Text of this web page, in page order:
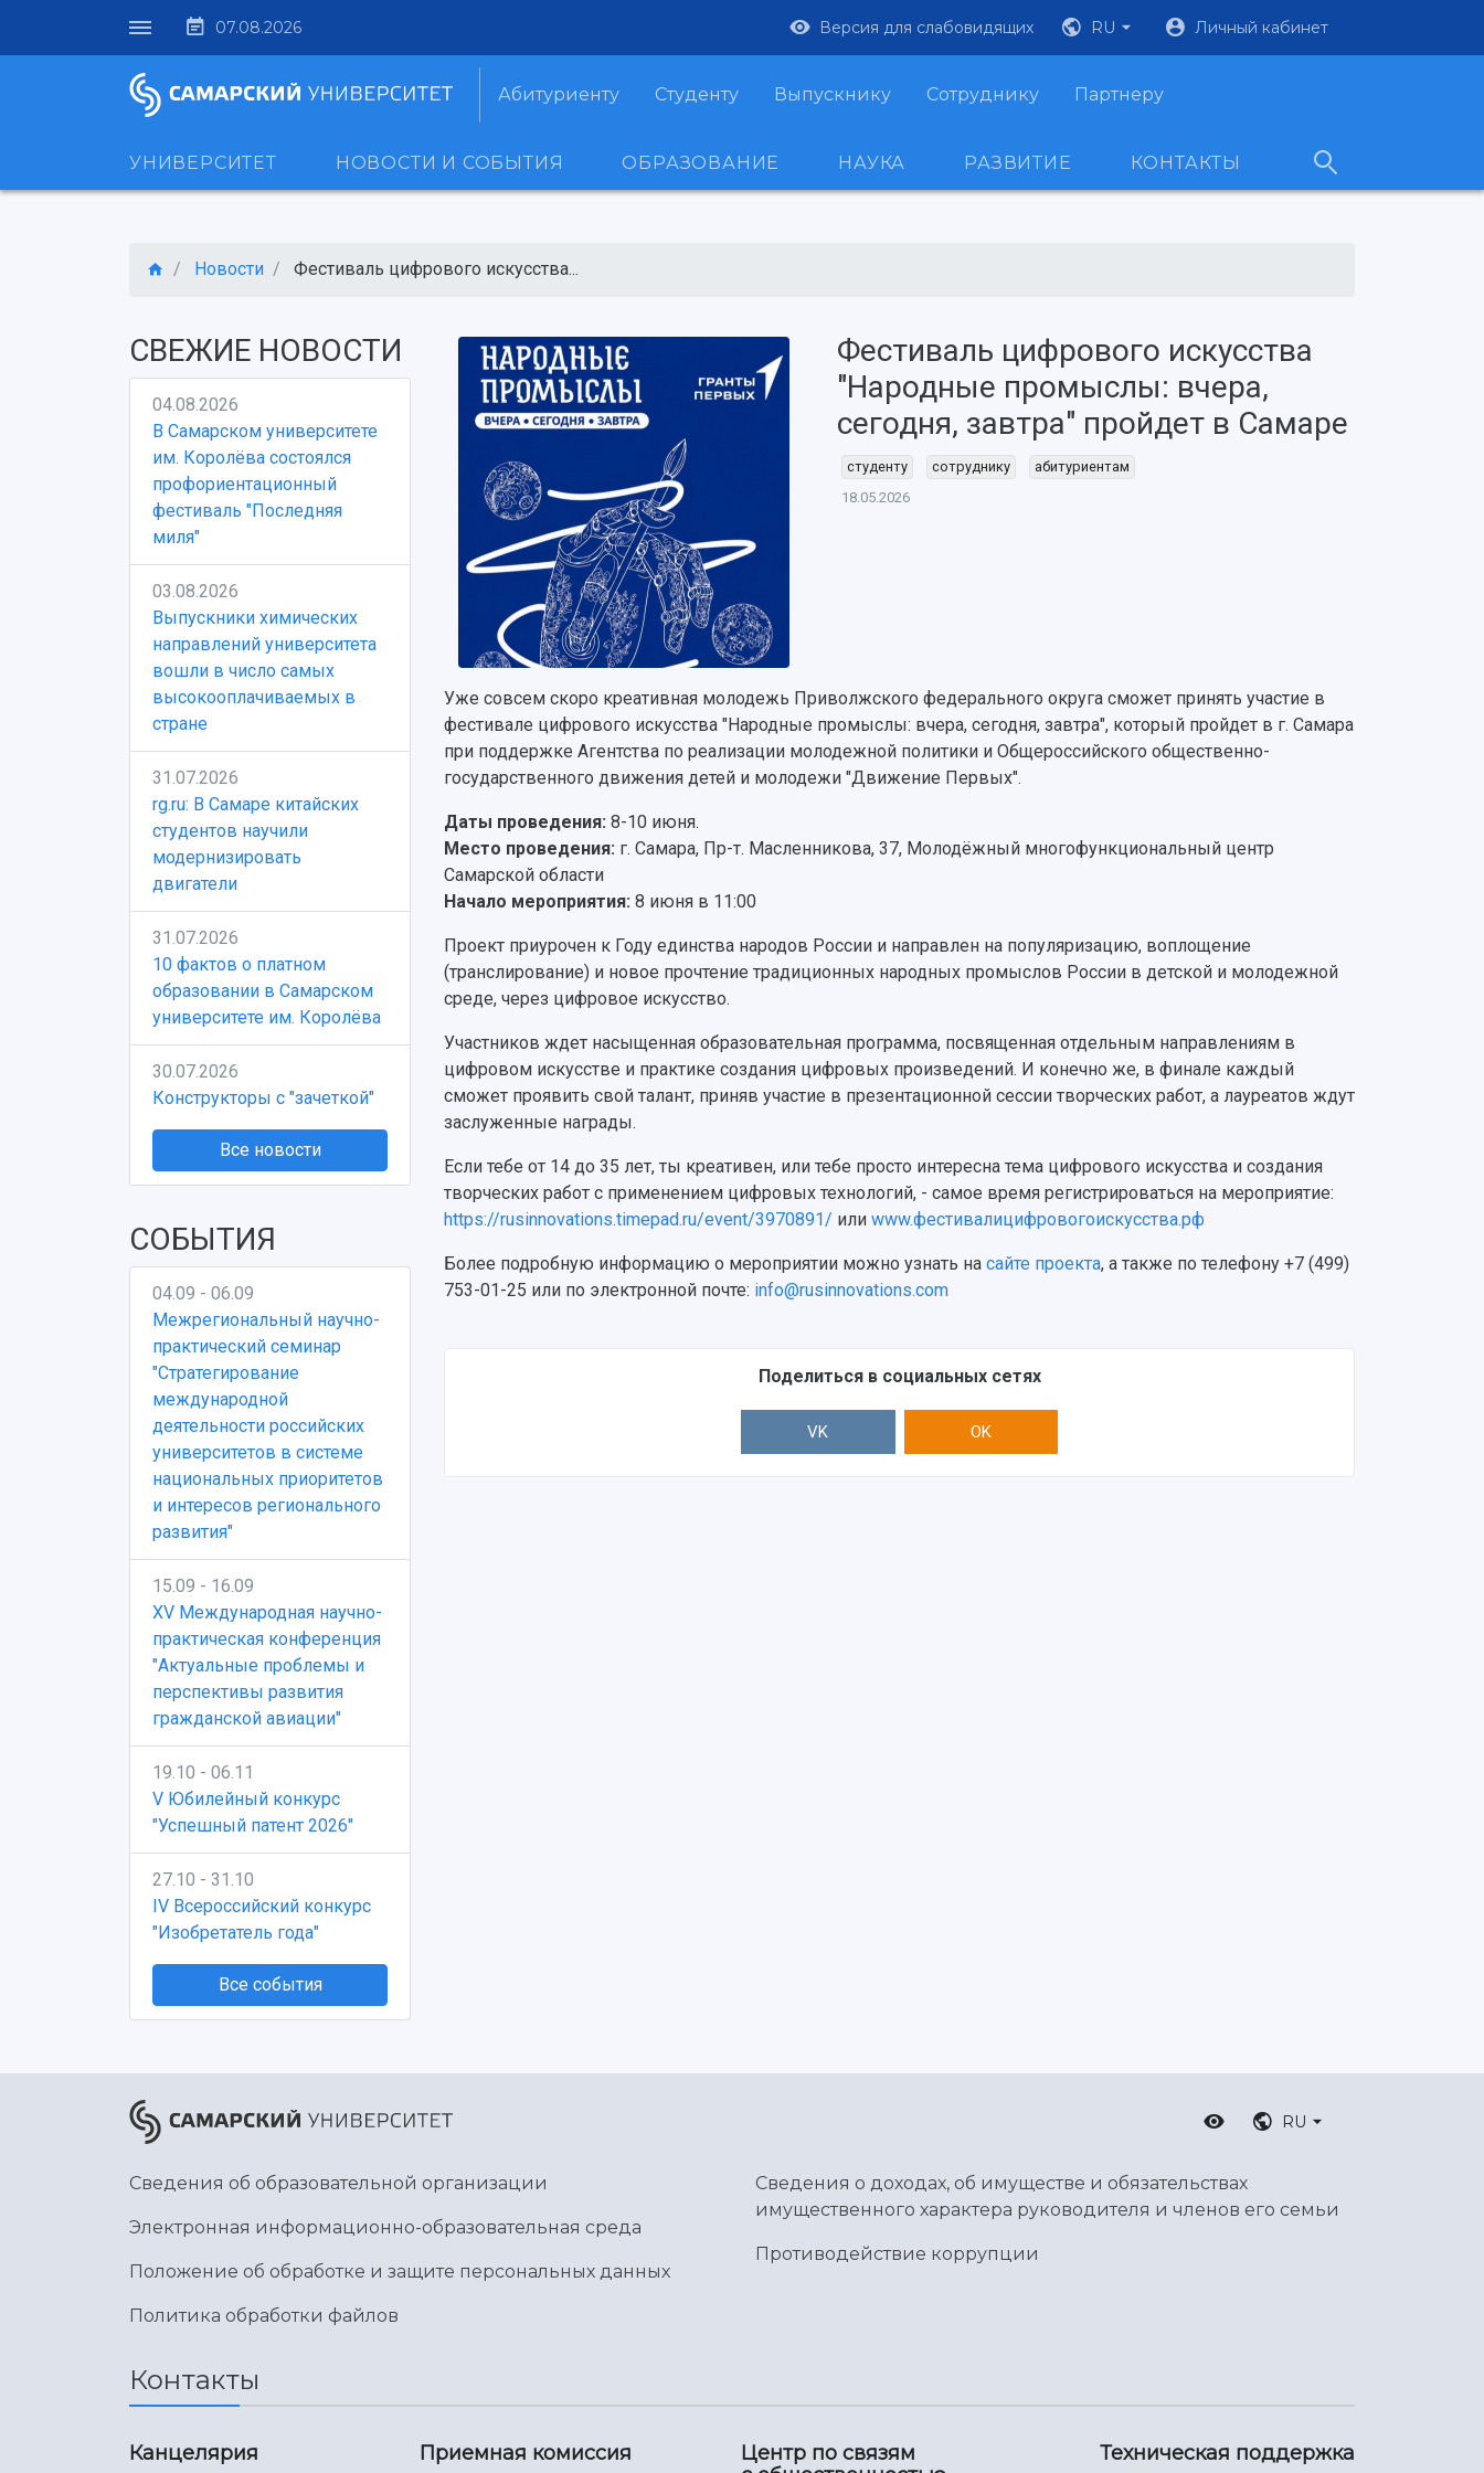
07.08.2026 Версия для слабовидящих RU Личный кабинет
Абитуриенту Студенту Выпускнику Сотруднику Партнеру
УНИВЕРСИТЕТ НОВОСТИ И СОБЫТИЯ ОБРАЗОВАНИЕ НАУКА РАЗВИТИЕ КОНТАКТЫ
Новости Фестиваль цифрового искусства...
СВЕЖИЕ НОВОСТИ
04.08.2026
В Самарском университете
им. Королёва состоялся
профориентационный
фестиваль "Последняя
миля"
03.08.2026
Выпускники химических
направлений университета
вошли в число самых
высокооплачиваемых в
стране
31.07.2026
rg.ru: В Самаре китайских
студентов научили
модернизировать
двигатели
31.07.2026
10 фактов о платном
образовании в Самарском
университете им. Королёва
30.07.2026
Конструкторы с "зачеткой"
Все новости
СОБЫТИЯ
04.09 - 06.09
Межрегиональный научно-
практический семинар
"Стратегирование
международной
деятельности российских
университетов в системе
национальных приоритетов
и интересов регионального
развития"
15.09 - 16.09
XV Международная научно-
практическая конференция
"Актуальные проблемы и
перспективы развития
гражданской авиации"
19.10 - 06.11
V Юбилейный конкурс
"Успешный патент 2026"
27.10 - 31.10
IV Всероссийский конкурс
"Изобретатель года"
Все события
Фестиваль цифрового искусства
"Народные промыслы: вчера,
сегодня, завтра" пройдет в Самаре
студенту сотруднику
абитуриентам
18.05.2026
Уже совсем скоро креативная молодежь Приволжского федерального округа сможет принять участие в
фестивале цифрового искусства "Народные промыслы: вчера, сегодня, завтра", который пройдет в г. Самара
при поддержке Агентства по реализации молодежной политики и Общероссийского общественно-
государственного движения детей и молодежи "Движение Первых".
Даты проведения: 8-10 июня.
Место проведения: г. Самара, Пр-т. Масленникова, 37, Молодёжный многофункциональный центр
Самарской области
Начало мероприятия: 8 июня в 11:00
Проект приурочен к Году единства народов России и направлен на популяризацию, воплощение
(транслирование) и новое прочтение традиционных народных промыслов России в детской и молодежной
среде, через цифровое искусство.
Участников ждет насыщенная образовательная программа, посвященная отдельным направлениям в
цифровом искусстве и практике создания цифровых произведений. И конечно же, в финале каждый
сможет проявить свой талант, приняв участие в презентационной сессии творческих работ, а лауреатов ждут
заслуженные награды.
Если тебе от 14 до 35 лет, ты креативен, или тебе просто интересна тема цифрового искусства и создания
творческих работ с применением цифровых технологий, - самое время регистрироваться на мероприятие:
https://rusinnovations.timepad.ru/event/3970891/ или www.фестивалицифровогоискусства.рф
Более подробную информацию о мероприятии можно узнать на сайте проекта, а также по телефону +7 (499)
753-01-25 или по электронной почте: info@rusinnovations.com
Поделиться в социальных сетях
VK OK
RU
Сведения об образовательной организации
Электронная информационно-образовательная среда
Положение об обработке и защите персональных данных
Политика обработки файлов
Сведения о доходах, об имуществе и обязательствах
имущественного характера руководителя и членов его семьи
Противодействие коррупции
Контакты
Канцелярия Приемная комиссия
Центр по связям
Техническая поддержка